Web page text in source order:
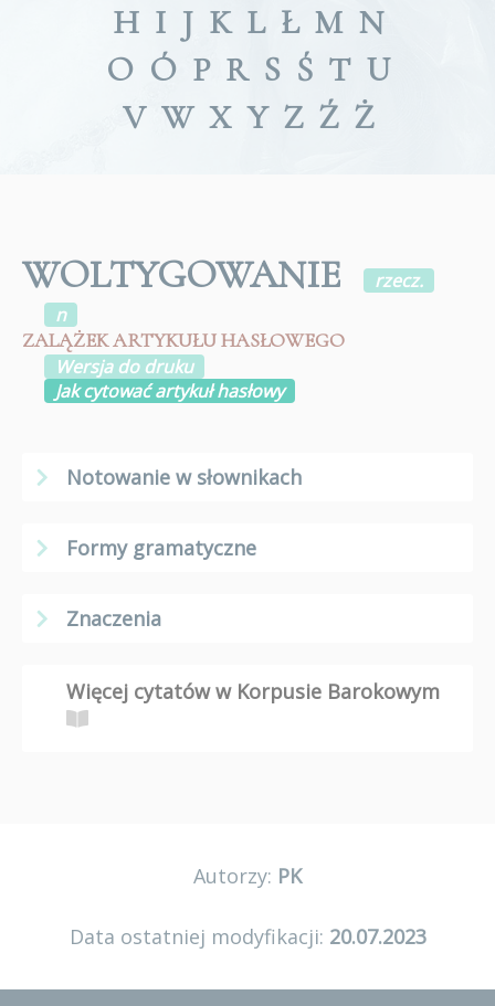
H I J K L Ł M N
O Ó P R S Ś T U
V W X Y Z Ź Ż
WOLTYGOWANIE
rzecz.
n
ZALĄŻEK ARTYKUŁU HASŁOWEGO
Wersja do druku
Jak cytować artykuł hasłowy
Notowanie w słownikach
Formy gramatyczne
Znaczenia
Więcej cytatów w Korpusie Barokowym
Autorzy: PK
Data ostatniej modyfikacji: 20.07.2023